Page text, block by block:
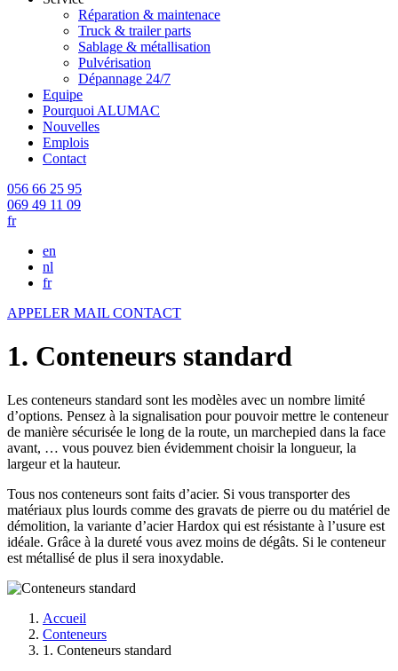
Réparation & maintenace
Truck & trailer parts
Sablage & métallisation
Pulvérisation
Dépannage 24/7
Equipe
Pourquoi ALUMAC
Nouvelles
Emplois
Contact
056 66 25 95
069 49 11 09
fr
en
nl
fr
APPELER MAIL CONTACT
1. Conteneurs standard
Les conteneurs standard sont les modèles avec un nombre limité
d’options. Pensez à la signalisation pour pouvoir mettre le conteneur
de manière sécurisée le long de la route, un marchepied dans la face
avant, … vous pouvez bien évidemment choisir la longueur, la
largeur et la hauteur.
Tous nos conteneurs sont faits d’acier. Si vous transporter des
matériaux plus lourds comme des gravats de pierre ou du matériel de
démolition, la variante d’acier Hardox qui est résistante à l’usure est
idéale. Grâce à la dureté vous avez moins de dégâts. Si le conteneur
est métallisé de plus il sera inoxydable.
Accueil
Conteneurs
1. Conteneurs standard